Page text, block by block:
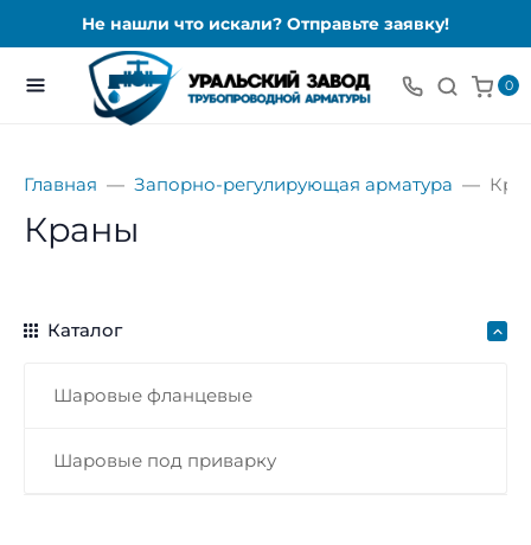
Не нашли что искали? Отправьте заявку!
0
Главная Запорно-регулирующая арматура
Краны
Каталог
Шаровые фланцевые
Шаровые под приварку